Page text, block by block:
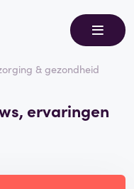
& gezondheid
ervaringen